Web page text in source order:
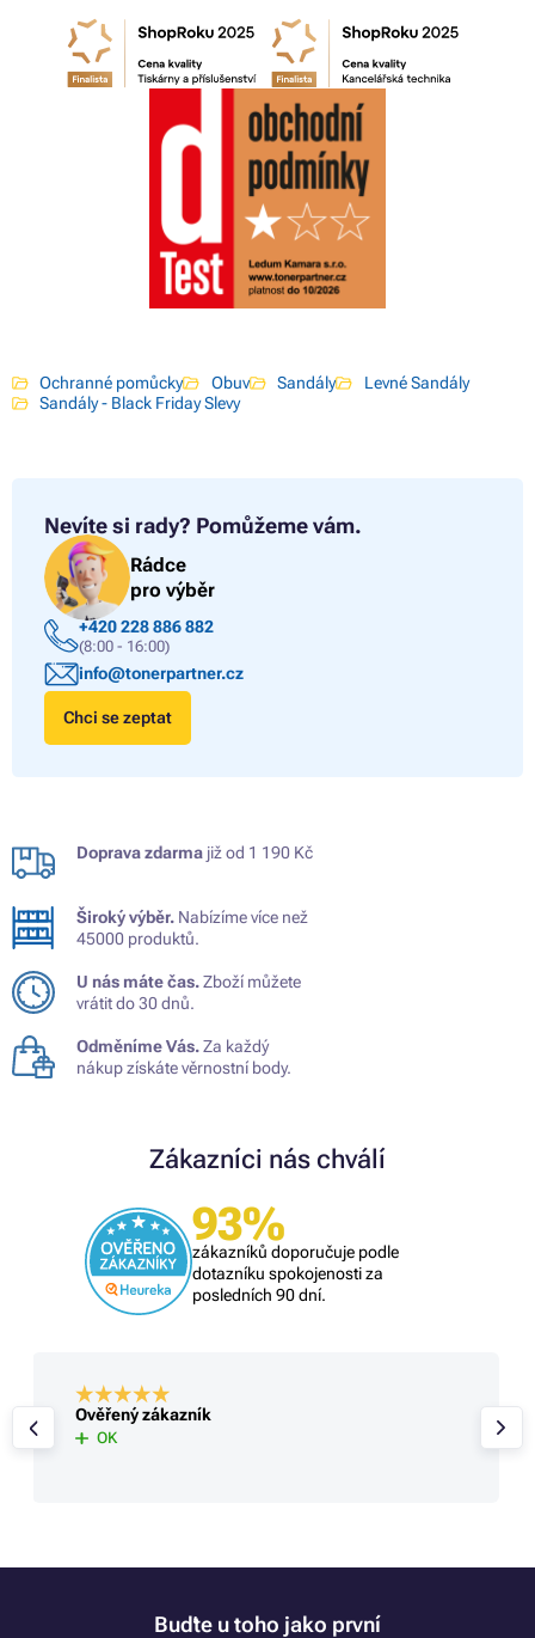
Ochranné pomůcky Obuv Sandály
Levné Sandály
Sandály - Black Friday Slevy
Nevíte si rady? Pomůžeme vám.
Rádce
pro výběr
+420 228 886 882
(8:00 - 16:00)
info@tonerpartner.cz
Chci se zeptat
Doprava zdarma již od 1 190 Kč
Široký výběr. Nabízíme více než
45000 produktů.
U nás máte čas.Zboží můžete
vrátit do 30 dnů.
Odměníme Vás.Za každý
nákup získáte věrnostní body.
Zákazníci nás chválí
93%
zákazníků doporučuje podle
dotazníku spokojenosti za
posledních 90 dní.
Ověřený zákazník
OK
Buďte u toho jako první